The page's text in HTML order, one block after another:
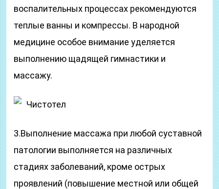
воспалительных процессах рекомендуются
теплые ванны и компрессы. В народной
медицине особое внимание уделяется
выполнению щадящей гимнастики и
массажу.
Чистотел
3.Выполнение массажа при любой суставной
патологии выполняется на различных
стадиях заболеваний, кроме острых
проявлений (повышение местной или общей